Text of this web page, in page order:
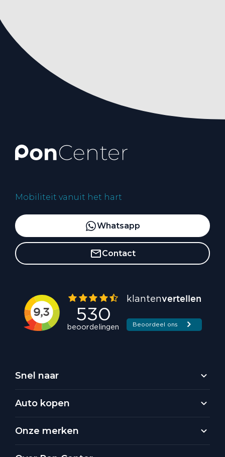
Mobiliteit vanuit het hart
Whatsapp
Contact
Snel naar
Auto kopen
Onze merken